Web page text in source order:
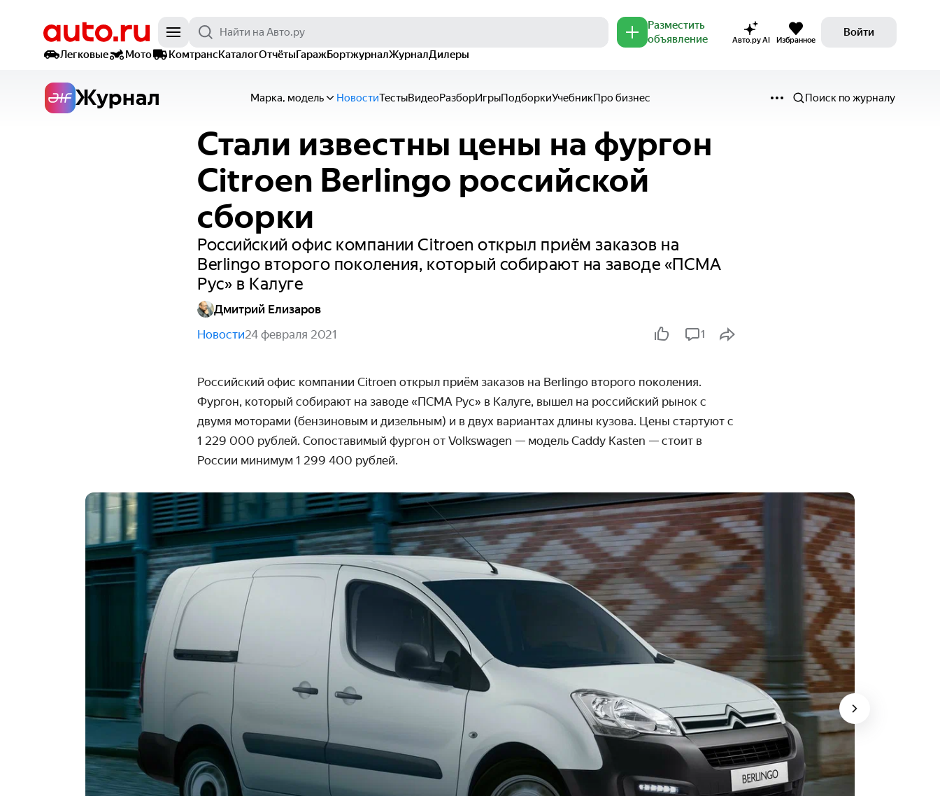
Разместить
объявление
Авто.ру AI Избранное
Войти
Легковые
Мото КомтрансКаталогОтчётыГаражБортжурналЖурналДилеры
Журнал Марка, модель НовостиТестыВидеоРазборИгрыПодборкиУчебникПро бизнес Поиск по журналу
Стали известны цены на фургон
Citroen Berlingo российской
сборки
Российский офис компании Citroen открыл приём заказов на
Berlingo второго поколения, который собирают на заводе «ПСМА
Рус» в Калуге
Дмитрий Елизаров
Новости24 февраля 2021 1
Российский офис компании Citroen открыл приём заказов на Berlingo второго поколения.
Фургон, который собирают на заводе «ПСМА Рус» в Калуге, вышел на российский рынок с
двумя моторами (бензиновым и дизельным) и в двух вариантах длины кузова. Цены стартуют с
1 229 000 рублей. Сопо­ставимый фургон от Volkswagen — модель Caddy Kasten — стоит в
России минимум 1 299 400 рублей.